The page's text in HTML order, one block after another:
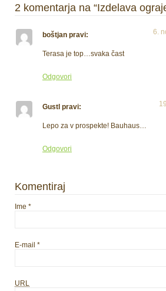
2 komentarja na “Izdelava
boštjan pravi: 6.
Terasa je top…svaka čast
Odgovori
Gustl pravi:
Lepo za v prospekte! Bauhaus…
Odgovori
Komentiraj
Ime *
E-mail *
URL